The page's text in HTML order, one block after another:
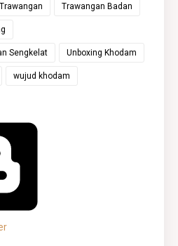
Trawangan Trawangan Badan
Sengkelat Unboxing Khodam
wujud khodam